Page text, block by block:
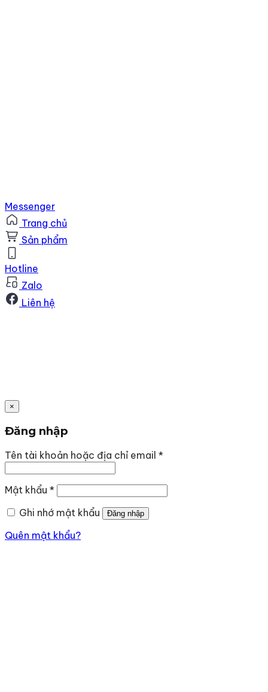
Messenger
Trang chủ
Sản phẩm
Hotline
Zalo
Liên hệ
×
Đăng nhập
Tên tài khoản hoặc địa chỉ email *Bắt
Mật khẩu *Bắt
buộc
Ghi nhớ mật khẩu
Đăng nhập
Quên mật khẩu?